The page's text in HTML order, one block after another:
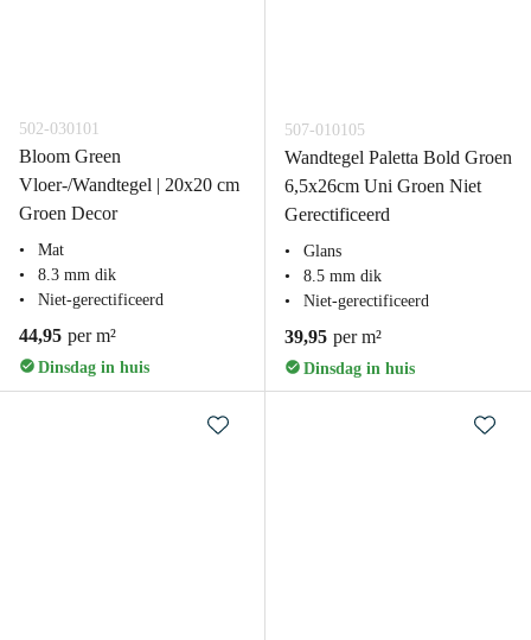
502-030101
Bloom Green
Vloer-/Wandtegel | 20x20 cm
Groen Decor
Mat
8.3 mm dik
Niet-gerectificeerd
44,95 per m²
Dinsdag in huis
507-010105
Wandtegel Paletta Bold Groen
6,5x26cm Uni Groen Niet
Gerectificeerd
Glans
8.5 mm dik
Niet-gerectificeerd
39,95 per m²
Dinsdag in huis